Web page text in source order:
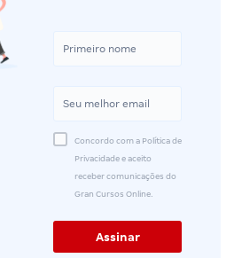
Concordo com a Política de
Privacidade e aceito
receber comunicações do
Gran Cursos Online.